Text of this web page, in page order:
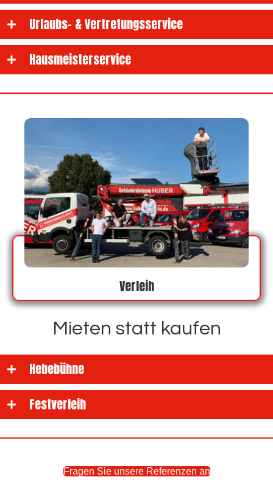
Urlaubs- & Vertretungsservice
Hausmeisterservice
Verleih
Mieten statt kaufen
Hebebühne
Festverleih
Fragen Sie unsere Referenzen an